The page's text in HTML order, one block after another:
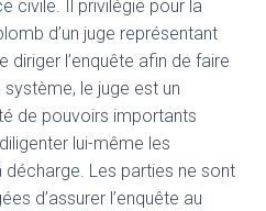
civile. Il privilégie pour la
d’un juge représentant
diriger l’enquête afin de faire
le juge est un
de pouvoirs importants
lui-même les
Les parties ne sont
d’assurer l’enquête au